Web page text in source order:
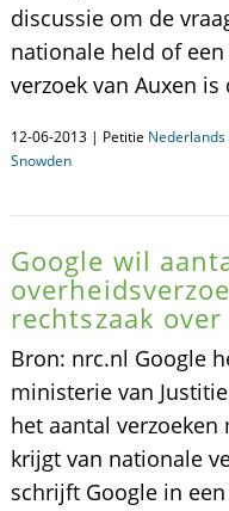
discussie om de
nationale held of
verzoek van Auxen
12-06-2013 | Petitie
Snowden
Google wil
rechtszaak over
Bron: nrc.nl Google
ministerie van
het aantal
krijgt van nationale
schrijft Google in